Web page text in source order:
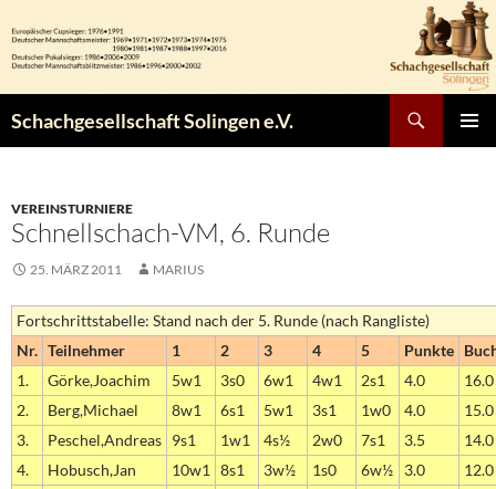
Inhalt
springen
Schachgesellschaft Solingen e.V.
VEREINSTURNIERE
Schnellschach-VM, 6. Runde
25. MÄRZ 2011 MARIUS
Fortschrittstabelle: Stand nach der 5. Runde (nach Rangliste)
Nr. Teilnehmer 1 2 3 4 5 Punkte
1.
Görke,Joachim 5w1 3s0 6w1 4w1 2s1 4.0
16.0
2.
Berg,Michael 8w1 6s1 5w1 3s1 1w0 4.0
15.0
3.
Peschel,Andreas 9s1 1w1 4s½ 2w0 7s1 3.5
14.0
4.
Hobusch,Jan 10w1 8s1 3w½ 1s0 6w½ 3.0
12.0